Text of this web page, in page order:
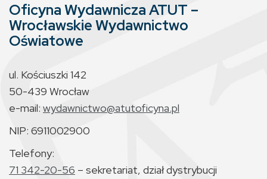
Oficyna Wydawnicza ATUT –
Wrocławskie Wydawnictwo
Oświatowe
ul. Kościuszki 142
50-439 Wrocław
e-mail: wydawnictwo@atutoficyna.pl
NIP: 6911002900
Telefony:
71 342-20-56 – sekretariat, dział dystrybucji